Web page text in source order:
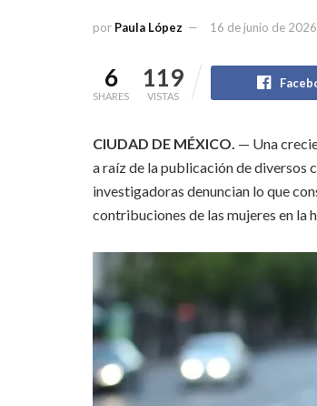
por Paula López 16 de junio de 2026
6
SHARES
119
VISTAS
CIUDAD DE MÉXICO. — Una
a raíz de la publicación de diversos
investigadoras denuncian lo que
contribuciones de las mujeres en la